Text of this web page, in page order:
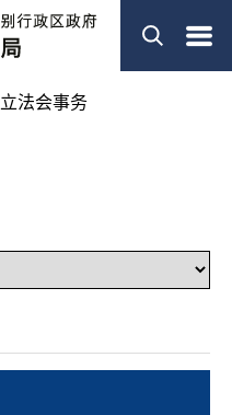
菜
立法会事务